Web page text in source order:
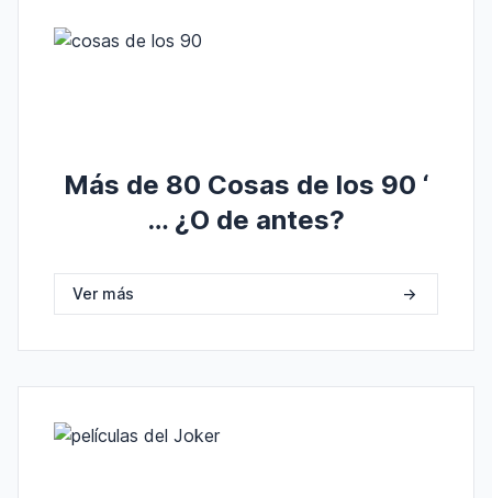
Más de 80 Cosas de los 90 ‘
… ¿O de antes?
Ver más ->